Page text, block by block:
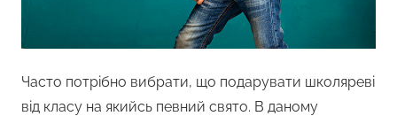
Часто потрібно вибрати, що подарувати школяреві
від класу на якийсь певний свято. В даному